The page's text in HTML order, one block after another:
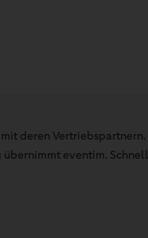
deren
eventim.